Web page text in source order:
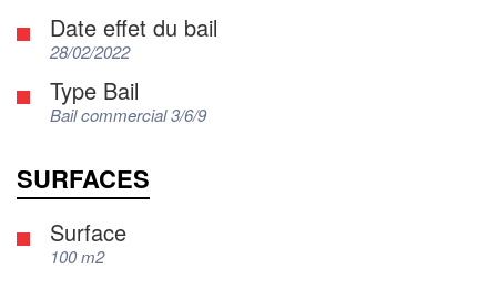
Date effet du bail
28/02/2022
Type Bail
Bail commercial 3/6/9
SURFACES
Surface
100 m2